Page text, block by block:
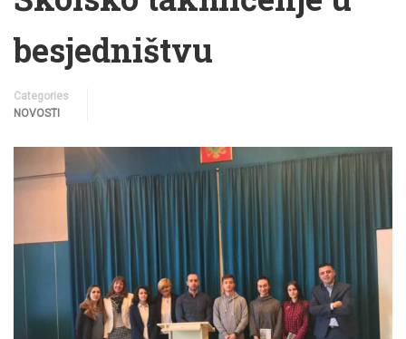
besjedništvu
Categories
NOVOSTI